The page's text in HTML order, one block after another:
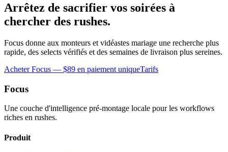
Arrêtez de sacrifier vos soirées à
chercher des rushes.
Focus donne aux monteurs et vidéastes mariage une recherche plus
rapide, des selects vérifiés et des semaines de livraison plus sereines.
Acheter Focus — $89 en paiement uniqueTarifs
Focus
Une couche d'intelligence pré-montage locale pour les workflows
riches en rushes.
Produit